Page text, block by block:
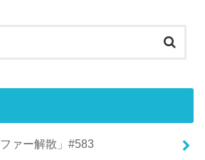
ァー解散」#583